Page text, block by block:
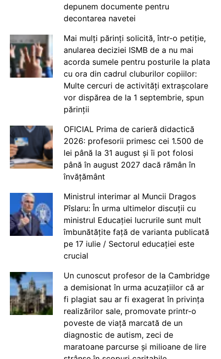
depunem documente pentru
decontarea navetei
Mai mulți părinți solicită, într-o petiție,
anularea deciziei ISMB de a nu mai
acorda sumele pentru posturile la plata
cu ora din cadrul cluburilor copiilor:
Multe cercuri de activități extrașcolare
vor dispărea de la 1 septembrie, spun
părinții
OFICIAL Prima de carieră didactică
2026: profesorii primesc cei 1.500 de
lei până la 31 august și îi pot folosi
până în august 2027 dacă rămân în
învățământ
Ministrul interimar al Muncii Dragos
Pîslaru: În urma ultimelor discuții cu
ministrul Educației lucrurile sunt mult
îmbunătățite față de varianta publicată
pe 17 iulie / Sectorul educației este
crucial
Un cunoscut profesor de la Cambridge
a demisionat în urma acuzațiilor că ar
fi plagiat sau ar fi exagerat în privința
realizărilor sale, promovate printr-o
poveste de viață marcată de un
diagnostic de autism, zeci de
maratoane parcurse și milioane de lire